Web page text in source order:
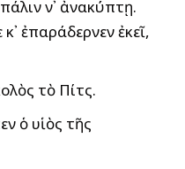
ν᾽ ἀνακύπτῃ.
ἐπαράδερνεν ἐκεῖ,
τὸ Πίτς.
ὁ υἱὸς τῆς